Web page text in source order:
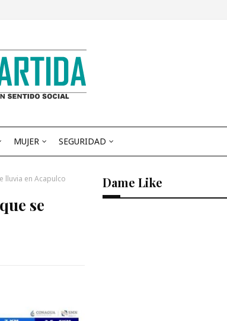
MUJER SEGURIDAD
lluvia en Acapulco
se
Dame Like